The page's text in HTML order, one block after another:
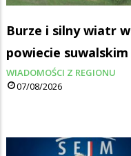
Burze i silny wiatr w
powiecie suwalskim
WIADOMOŚCI Z REGIONU
07/08/2026